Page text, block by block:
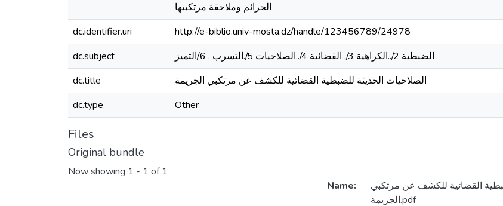
الجرائم وملاحقة مرتكبيها
dc.identifier.uri
http://e-biblio.univ-mosta.dz/handle/123456789/24978
dc.subject
الضبطية 2/..الكراهية 3/. القضائية 4/..الصلاحيات 5/.التسرب . 6/التميز
dc.title
الصلاحيات الحديثة للضبطية القضائية للكشف عن مرتكبي الجريمة
dc.type
Other
Files
Original bundle
Now showing 1 - 1 of 1
Name:
القضائية للكشف عن مرتكبي
الجريمة.pdf